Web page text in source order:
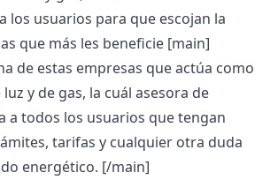
los usuarios para que escojan la
que más les beneficie [main]
de estas empresas que actúa como
y de gas, la cuál asesora de
a todos los usuarios que tengan
tarifas y cualquier otra duda
energético. [/main]